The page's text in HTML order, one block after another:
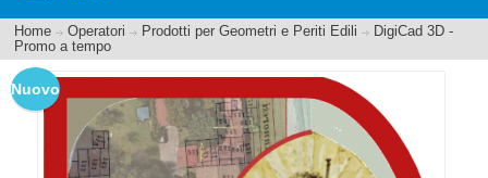
Home Operatori Prodotti per Geometri e Periti Edili
DigiCad 3D -
Promo a tempo
Nuovo